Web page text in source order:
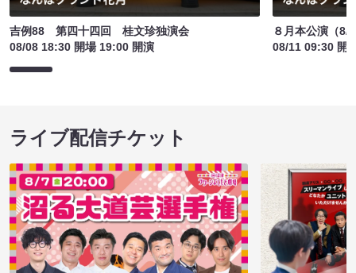
吉例88 第四十四回 桂文珍独演会
08/08 18:30 開場 19:00 開演
８月本公演（8/
08/11 09:30 開
ライブ配信チケット